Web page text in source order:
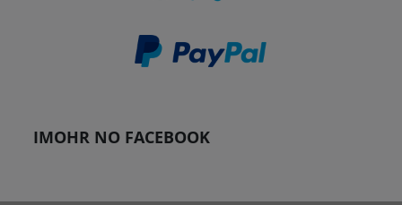
IMOHR NO FACEBOOK